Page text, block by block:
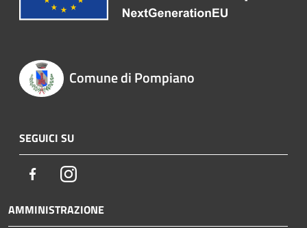
Comune di Pompiano
SEGUICI SU
FacebookInstagram
AMMINISTRAZIONE